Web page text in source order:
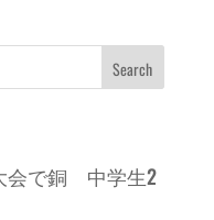
会で銅 中学生2